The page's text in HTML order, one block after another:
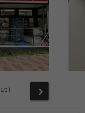
1/2】